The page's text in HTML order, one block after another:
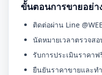
ขั้นตอนการขายอย่า
ติดต่อผ่าน Line
นัดหมายเวลาตรวจส
รับการประเมินราคา
ยืนยันราคาขายและท